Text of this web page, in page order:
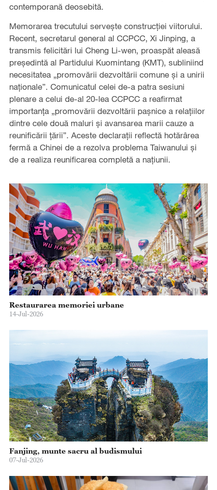
contemporană deosebită.
Memorarea trecutului servește construcției viitorului.
Recent, secretarul general al CCPCC, Xi Jinping, a
transmis felicitări lui Cheng Li-wen, proaspăt aleasă
președintă al Partidului Kuomintang (KMT), subliniind
necesitatea „promovării dezvoltării comune și a unirii
naționale”. Comunicatul celei de-a patra sesiuni
plenare a celui de-al 20-lea CCPCC a reafirmat
importanța „promovării dezvoltării pașnice a relațiilor
dintre cele două maluri și avansarea marii cauze a
reunificării țării”. Aceste declarații reflectă hotărârea
fermă a Chinei de a rezolva problema Taiwanului și
de a realiza reunificarea completă a națiunii.
Restaurarea memoriei urbane
14-Jul-2026
Fanjing, munte sacru al budismului
07-Jul-2026